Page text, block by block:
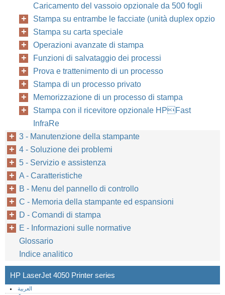
Caricamento del vassoio opzionale da 500 fogli
Stampa su entrambe le facciate (unità duplex opzio
Stampa su carta speciale
Operazioni avanzate di stampa
Funzioni di salvataggio dei processi
Prova e trattenimento di un processo
Stampa di un processo privato
Memorizzazione di un processo di stampa
Stampa con il ricevitore opzionale HPFast
InfraRe
3 - Manutenzione della stampante
4 - Soluzione dei problemi
5 - Servizio e assistenza
A - Caratteristiche
B - Menu del pannello di controllo
C - Memoria della stampante ed espansioni
D - Comandi di stampa
E - Informazioni sulle normative
Glossario
Indice analitico
HP LaserJet 4050 Printer series
العربية